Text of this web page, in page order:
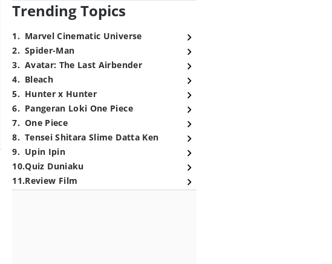
Trending Topics
1. Marvel Cinematic Universe
2. Spider-Man
3. Avatar: The Last Airbender
4. Bleach
5. Hunter x Hunter
6. Pangeran Loki One Piece
7. One Piece
8. Tensei Shitara Slime Datta Ken
9. Upin Ipin
10.Quiz Duniaku
11.Review Film